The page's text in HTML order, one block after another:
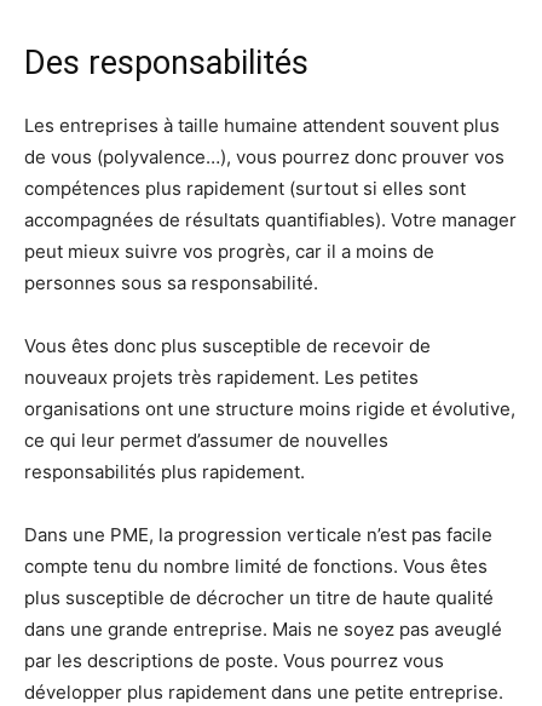
Des responsabilités
Les entreprises à taille humaine attendent souvent plus
de vous (polyvalence…), vous pourrez donc prouver vos
compétences plus rapidement (surtout si elles sont
accompagnées de résultats quantifiables). Votre manager
peut mieux suivre vos progrès, car il a moins de
personnes sous sa responsabilité.
Vous êtes donc plus susceptible de recevoir de
nouveaux projets très rapidement. Les petites
organisations ont une structure moins rigide et évolutive,
ce qui leur permet d’assumer de nouvelles
responsabilités plus rapidement.
Dans une PME, la progression verticale n’est pas facile
compte tenu du nombre limité de fonctions. Vous êtes
plus susceptible de décrocher un titre de haute qualité
dans une grande entreprise. Mais ne soyez pas aveuglé
par les descriptions de poste. Vous pourrez vous
développer plus rapidement dans une petite entreprise.